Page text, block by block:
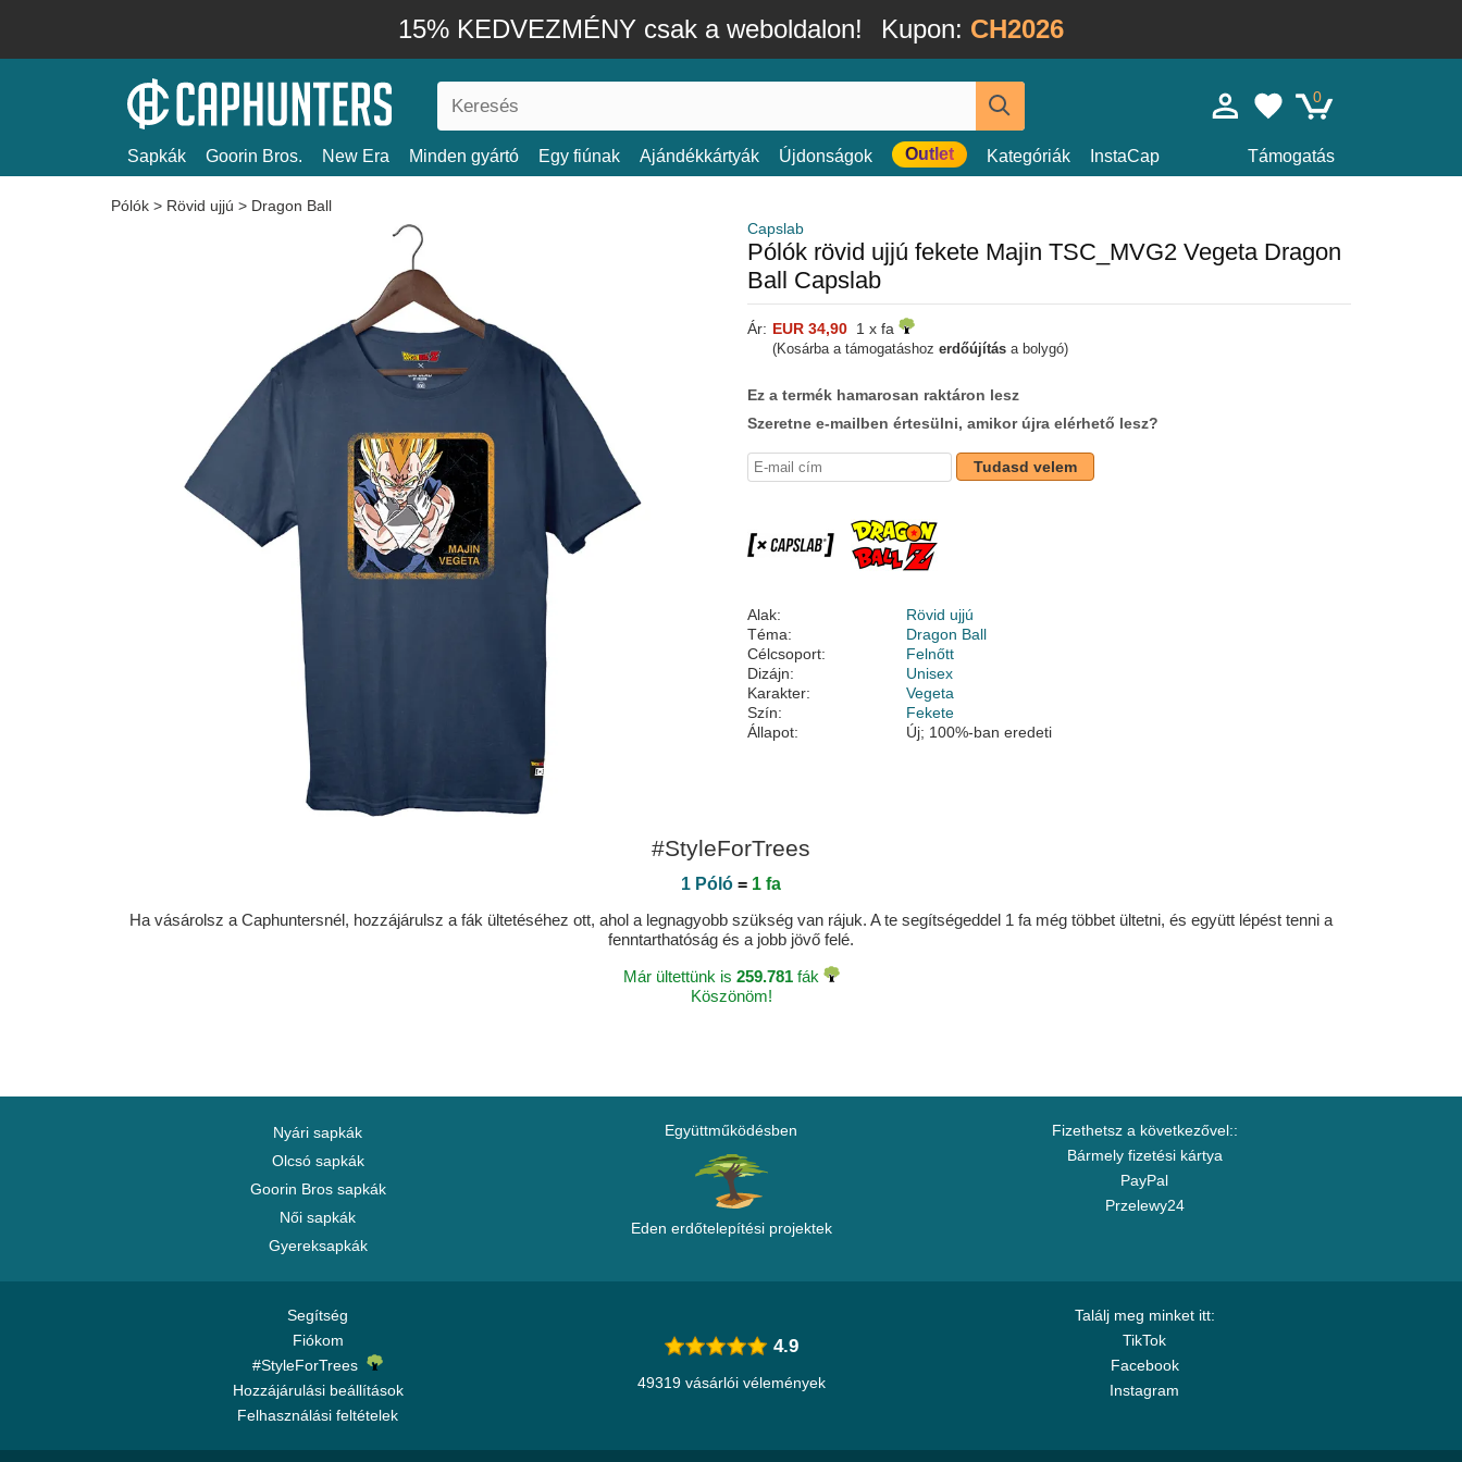
15% KEDVEZMÉNY csak a weboldalon! Kupon: CH2026
0
Sapkák Goorin Bros. New Era Minden gyártó Egy fiúnak Ajándékkártyák Újdonságok Outlet Kategóriák InstaCap Támogatás
Pólók > Rövid ujjú > Dragon Ball
Capslab
Pólók rövid ujjú fekete Majin TSC_MVG2 Vegeta Dragon
Ball Capslab
Ár: EUR 34,90 1 x fa
(Kosárba a támogatáshoz erdőújítás a bolygó)
Ez a termék hamarosan raktáron lesz
Szeretne e-mailben értesülni, amikor újra elérhető lesz?
Tudasd velem
Alak:
Rövid ujjú
Téma:
Dragon Ball
Célcsoport:
Felnőtt
Dizájn:
Unisex
Karakter:
Vegeta
Szín:
Fekete
Állapot:
Új; 100%-ban eredeti
#StyleForTrees
1 Póló = 1 fa
Ha vásárolsz a Caphuntersnél, hozzájárulsz a fák ültetéséhez ott, ahol a legnagyobb szükség van rájuk. A te segítségeddel 1 fa még többet ültetni, és együtt lépést tenni a
fenntarthatóság és a jobb jövő felé.
Már ültettünk is 259.781fák
Köszönöm!
Nyári sapkák
Olcsó sapkák
Goorin Bros sapkák
Női sapkák
Gyereksapkák
Együttműködésben
Eden erdőtelepítési projektek
Fizethetsz a következővel::
Bármely fizetési kártya
PayPal
Przelewy24
Segítség
Fiókom
#StyleForTrees
Hozzájárulási beállítások
Felhasználási feltételek
Találj meg minket itt:
TikTok
Facebook
Instagram
4.9
49319 vásárlói vélemények